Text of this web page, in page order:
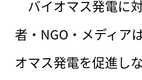
バイオマス発電に
者・NGO・メディア
オマス発電を促進し